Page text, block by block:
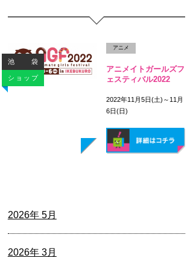
池袋
ショップ
アニメ
アニメイトガールズフ
ェスティバル2022
2022年11月5日(土)～11月
6日(日)
2026年 5月
2026年 3月